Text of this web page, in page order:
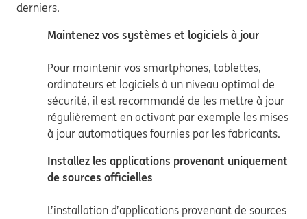
derniers.
Maintenez vos systèmes et logiciels à jour
Pour maintenir vos smartphones, tablettes,
ordinateurs et logiciels à un niveau optimal de
sécurité, il est recommandé de les mettre à jour
régulièrement en activant par exemple les mises
à jour automatiques fournies par les fabricants.
Installez les applications provenant uniquement
de sources officielles
L’installation d’applications provenant de sources